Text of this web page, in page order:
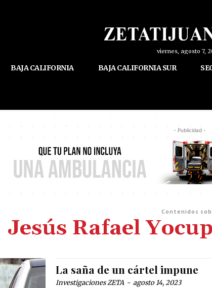
viernes, agosto 7,
BAJA CALIFORNIA BAJA CALIFORNIA SUR
- Publicidad -
Contenidos
Jesús Rafael
La saña de un cártel impune
Investigaciones ZETA - agosto 14, 2023